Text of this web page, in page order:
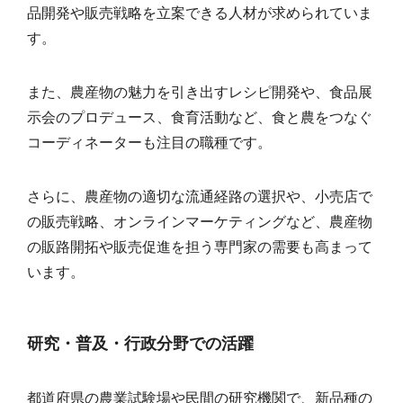
品開発や販売戦略を立案できる人材が求められていま
す。
また、農産物の魅力を引き出すレシピ開発や、食品展
示会のプロデュース、食育活動など、食と農をつなぐ
コーディネーターも注目の職種です。
さらに、農産物の適切な流通経路の選択や、小売店で
の販売戦略、オンラインマーケティングなど、農産物
の販路開拓や販売促進を担う専門家の需要も高まって
います。
研究・普及・行政分野での活躍
都道府県の農業試験場や民間の研究機関で、新品種の